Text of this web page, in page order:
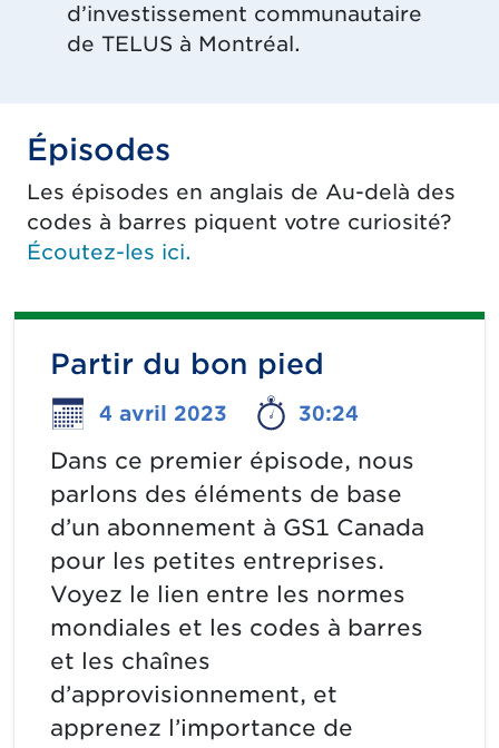
d’investissement communautaire
de TELUS à Montréal.
Épisodes
Les épisodes en anglais de Au-delà des
codes à barres piquent votre curiosité?
Écoutez-les ici.
Partir du bon pied
4 avril 2023 30:24
Dans ce premier épisode, nous
parlons des éléments de base
d’un abonnement à GS1 Canada
pour les petites entreprises.
Voyez le lien entre les normes
mondiales et les codes à barres
et les chaînes
d’approvisionnement, et
apprenez l’importance de